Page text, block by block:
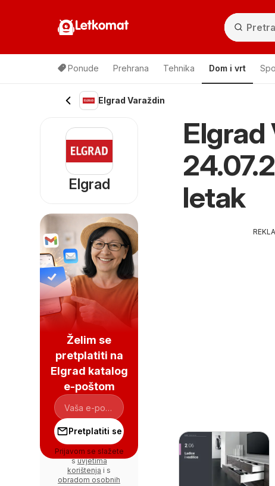
Letkomat
Ponude Prehrana Tehnika Dom i vrt
Elgrad Varaždin
Elgrad
letak
Elgrad
Želim se
pretplatiti na
Elgrad katalog
e-poštom
Pretplatiti se
Prijavom se slažete
suvjetima
korištenja i s
obradom osobnih